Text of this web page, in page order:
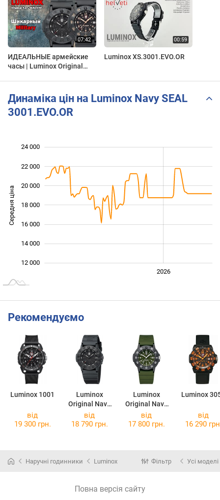
ИДЕАЛЬНЫЕ армейские
часы | Luminox Original
Luminox XS.3001.EVO.OR
Динаміка цін на Luminox Navy SEAL
3001.EVO.OR
Середня ціна 12 000
12 000
14 000
16 000
18 000
20 000
22 000
24 000
2026
Рекомендуємо
Luminox 1001
Luminox
Original Navy
SEAL
XS.3001.EVO.B
Luminox
Original Navy
SEAL
XS.3013.EVO.S
Luminox
від
19 300 грн.
від
18 790 грн.
від
17 800 грн.
від
16 290
Наручні годинники Luminox Фільтр Усі моделі
Повна версія сайту